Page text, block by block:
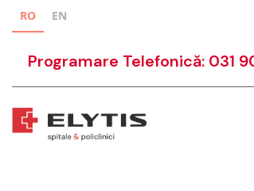
RO EN
Programare Telefonică: 031